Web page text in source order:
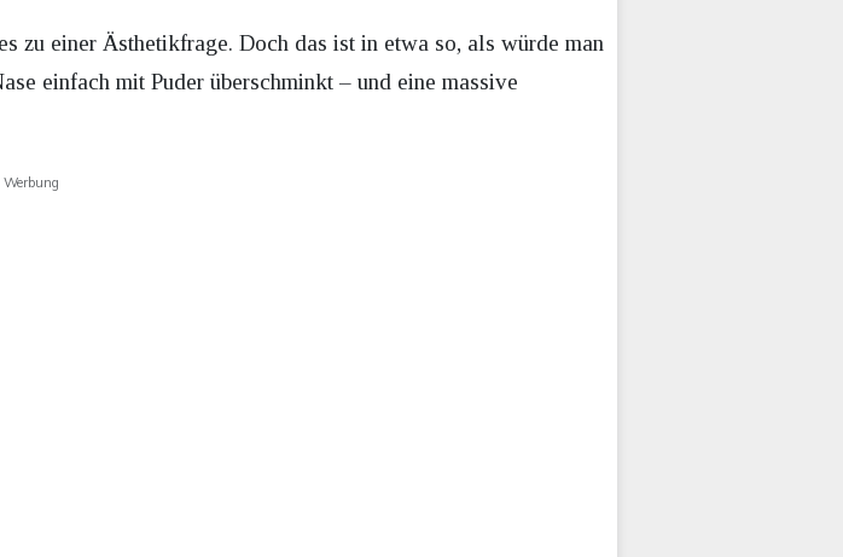
zu einer Ästhetikfrage. Doch das ist in etwa so, als würde man
einfach mit Puder überschminkt – und eine massive
Werbung